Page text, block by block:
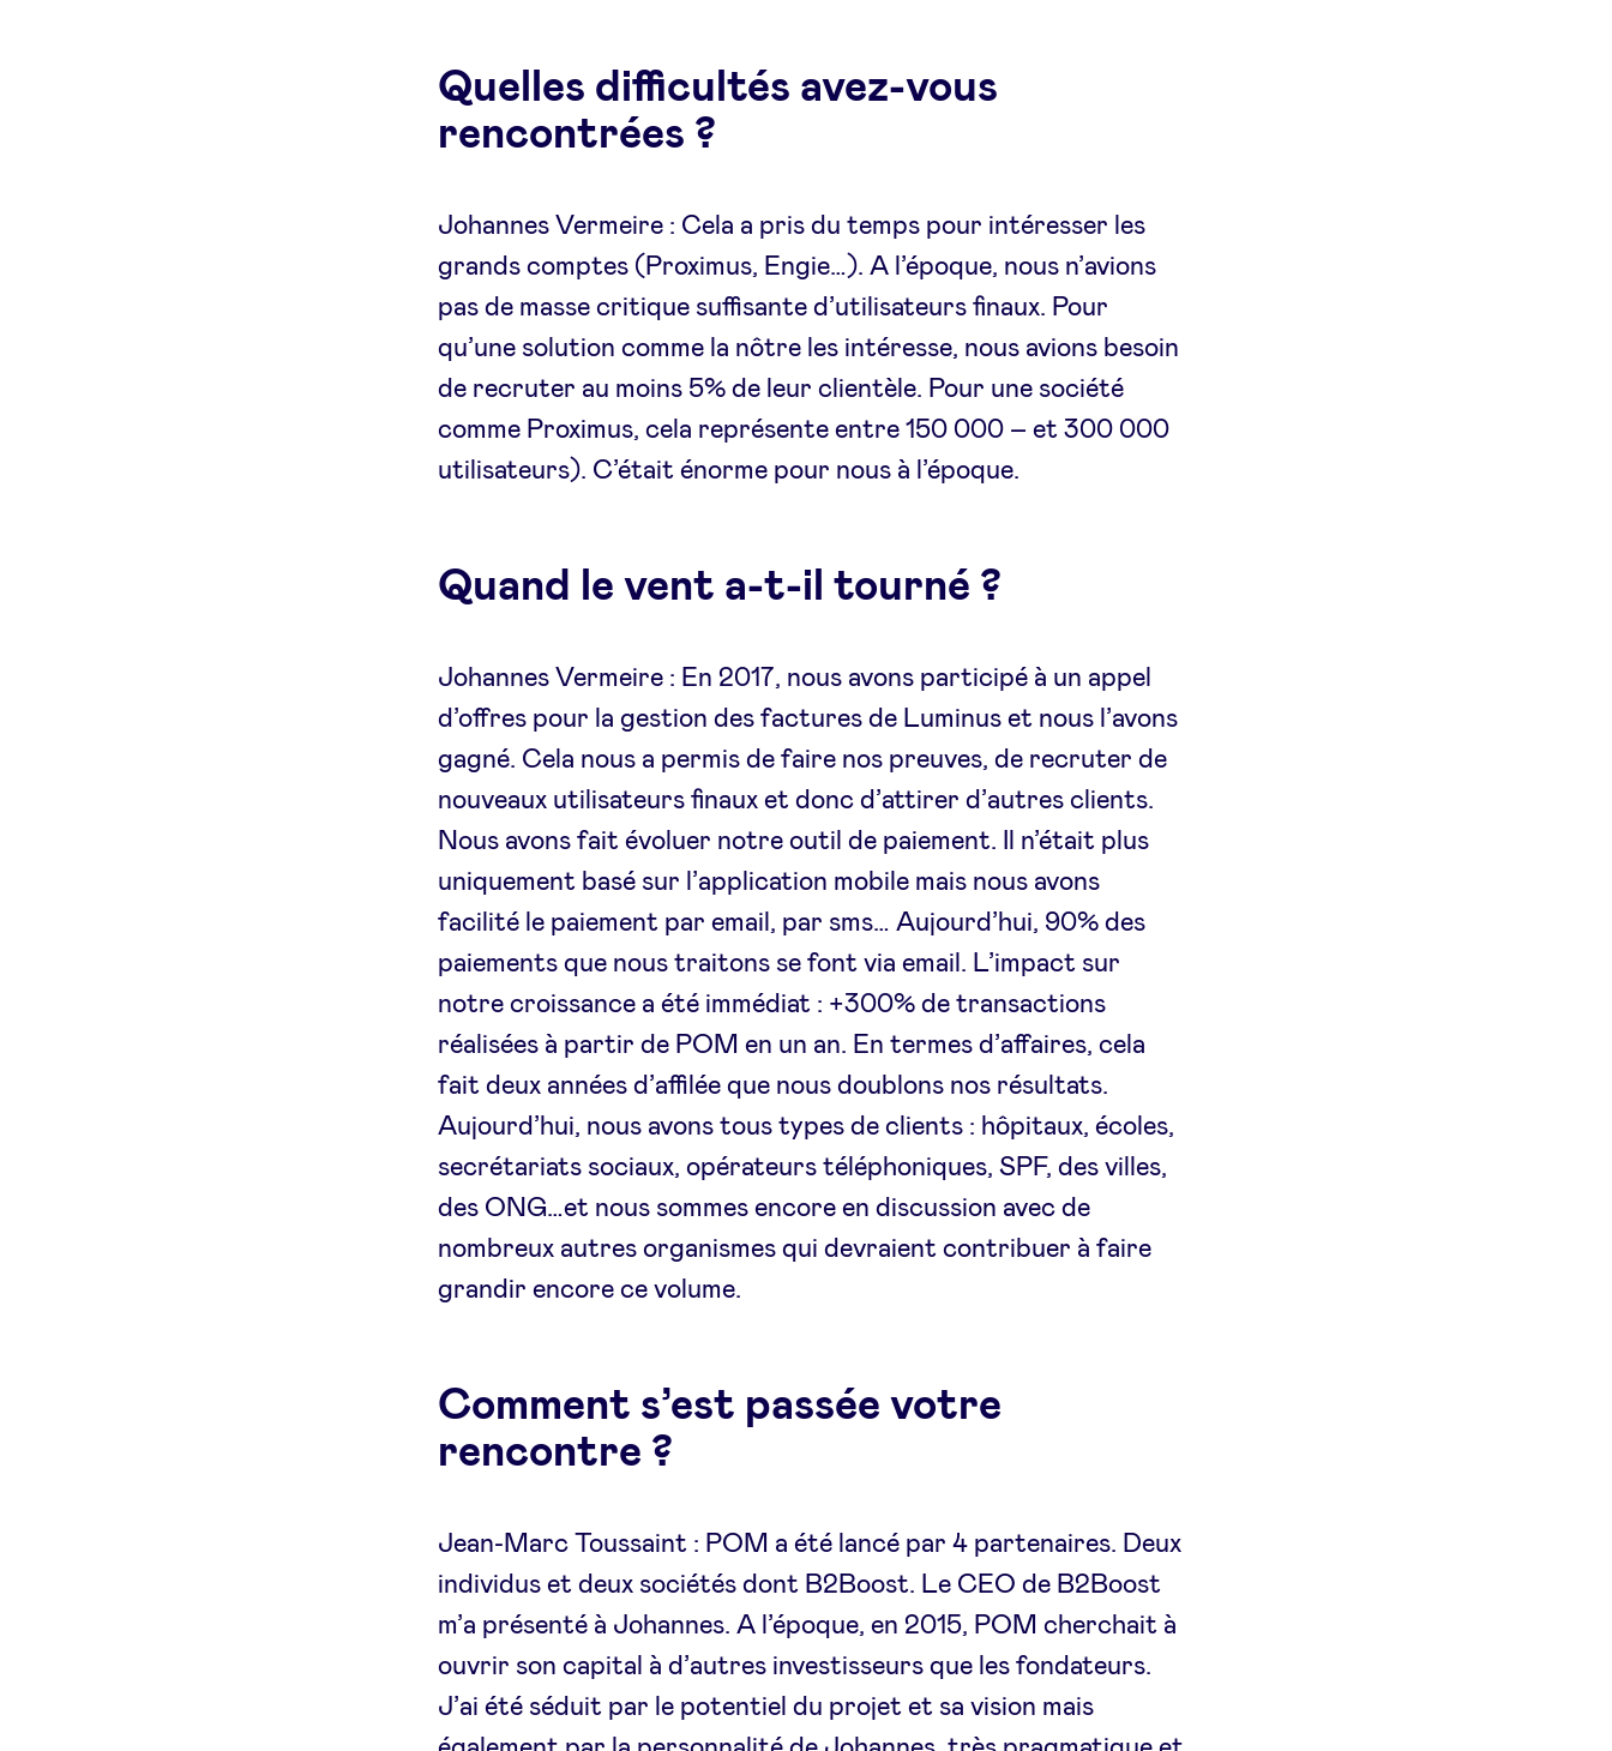
Quelles difficultés avez-vous
rencontrées ?
Johannes Vermeire : Cela a pris du temps pour intéresser les
grands comptes (Proximus, Engie…). A l’époque, nous n’avions
pas de masse critique suffisante d’utilisateurs finaux. Pour
qu’une solution comme la nôtre les intéresse, nous avions besoin
de recruter au moins 5% de leur clientèle. Pour une société
comme Proximus, cela représente entre 150 000 – et 300 000
utilisateurs). C’était énorme pour nous à l’époque.
Quand le vent a-t-il tourné ?
Johannes Vermeire : En 2017, nous avons participé à un appel
d’offres pour la gestion des factures de Luminus et nous l’avons
gagné. Cela nous a permis de faire nos preuves, de recruter de
nouveaux utilisateurs finaux et donc d’attirer d’autres clients.
Nous avons fait évoluer notre outil de paiement. Il n’était plus
uniquement basé sur l’application mobile mais nous avons
facilité le paiement par email, par sms… Aujourd’hui, 90% des
paiements que nous traitons se font via email. L’impact sur
notre croissance a été immédiat : +300% de transactions
réalisées à partir de POM en un an. En termes d’affaires, cela
fait deux années d’affilée que nous doublons nos résultats.
Aujourd’hui, nous avons tous types de clients : hôpitaux, écoles,
secrétariats sociaux, opérateurs téléphoniques, SPF, des villes,
des ONG…et nous sommes encore en discussion avec de
nombreux autres organismes qui devraient contribuer à faire
grandir encore ce volume.
Comment s’est passée votre
rencontre ?
Jean-Marc Toussaint : POM a été lancé par 4 partenaires. Deux
individus et deux sociétés dont B2Boost. Le CEO de B2Boost
m’a présenté à Johannes. A l’époque, en 2015, POM cherchait à
ouvrir son capital à d’autres investisseurs que les fondateurs.
J’ai été séduit par le potentiel du projet et sa vision mais